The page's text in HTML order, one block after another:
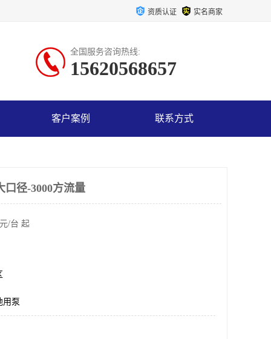
资质认证 实名商家
全国服务咨询热线:
15620568657
客户案例 联系方式
口径-3000方流量
/台 起
用泵